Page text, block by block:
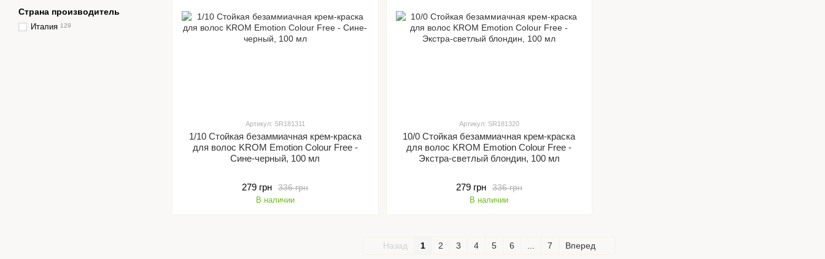
Артикул: SR181311
1/10 Стойкая безаммиачная крем-краска
для волос KROM Emotion Colour Free -
Сине-черный, 100 мл
336 грн
279 грн
В наличии
Артикул: SR181320
10/0 Стойкая безаммиачная крем-краска
для волос KROM Emotion Colour Free -
Экстра-светлый блондин, 100 мл
336 грн
279 грн
В наличии
Назад 1 2 3 4 5 6 7 Вперед
Страна производитель
Италия 129